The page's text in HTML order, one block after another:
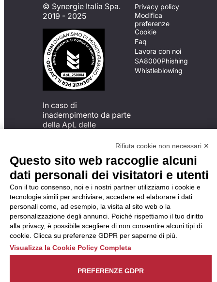
© Synergie Italia Spa.
2019 - 2025
In caso di
inadempimento da parte
della ApL delle
del Codice di Condotta, è
possibile presentare un
reclamo
all’Organismo di
Monitoraggio utilizzando
una delle modalità
descritte al seguente
indirizzo web
https://odm-
agenzielavoro.it/reclami/ .
Privacy policy
Modifica
preferenze
Cookie
Faq
Lavora con noi
SA8000Phishing
Whistleblowing
Rifiuta cookie non necessari ✕
Questo sito web raccoglie alcuni
dati personali dei visitatori e utenti
Con il tuo consenso, noi e i nostri partner utilizziamo i cookie e
tecnologie simili per archiviare, accedere ed elaborare i dati
personali come, ad esempio, la visita al sito web o la
personalizzazione degli annunci. Poiché rispettiamo il tuo diritto
alla privacy, è possibile scegliere di non consentire alcuni tipi di
cookie. Clicca su preferenze GDPR per saperne di più.
Visualizza la Cookie Policy Completa
PREFERENZE GDPR